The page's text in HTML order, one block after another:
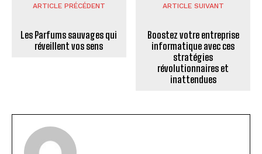
ARTICLE PRÉCÉDENT
Les Parfums sauvages qui
réveillent vos sens
ARTICLE SUIVANT
Boostez votre entreprise
informatique avec ces
stratégies
révolutionnaires et
inattendues